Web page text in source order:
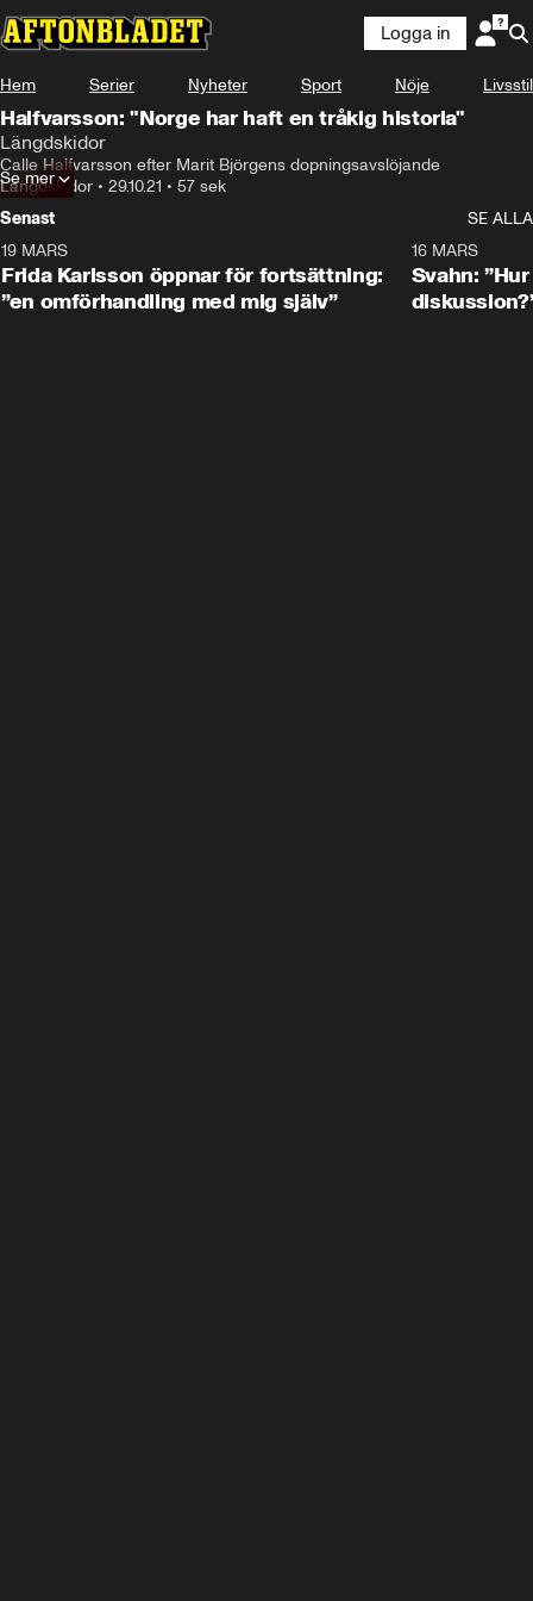
Logga in
Hem Serier Nyheter Sport Nöje Livsstil
Halfvarsson: "Norge har haft en tråkig historia"
Längdskidor
Calle Halfvarsson efter Marit Björgens dopningsavslöjande
Längdskidor • 29.10.21 • 57 sek
Se mer
Senast
SE ALLA
19 MARS
Frida Karlsson öppnar för fortsättning:
”en omförhandling med mig själv”
16 MARS
Svahn: